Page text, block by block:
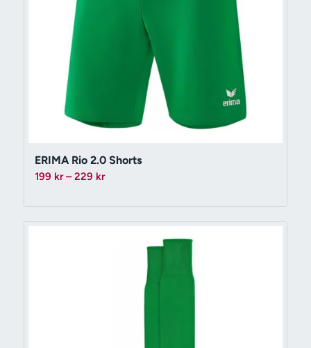
ERIMA Rio 2.0 Shorts
199 kr – 229 krPrisintervall:
till
229 kr